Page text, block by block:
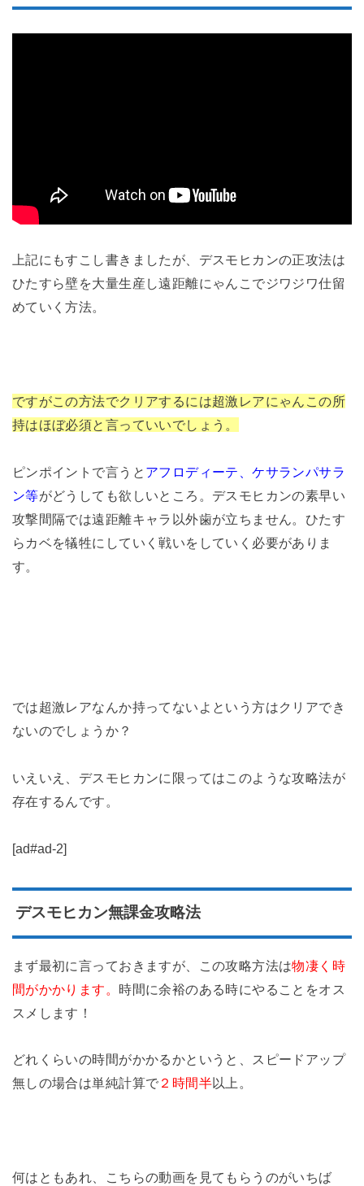
上記にもすこし書きましたが、デスモヒカンの正攻法は
ひたすら壁を大量生産し遠距離にゃんこでジワジワ仕留
めていく方法。
ですがこの方法でクリアするには超激レアにゃんこの所
持はほぼ必須と言っていいでしょう。
ピンポイントで言うと アフロディーテ、ケサランパサラ
ン等がどうしても欲しいところ。デスモヒカンの素早い
攻撃間隔では遠距離キャラ以外歯が立ちません。ひたす
らカベを犠牲にしていく戦いをしていく必要がありま
す。
では超激レアなんか持ってないよという方はクリアでき
ないのでしょうか？
いえいえ、デスモヒカンに限ってはこのような攻略法が
存在するんです。
[ad#ad-2]
デスモヒカン無課金攻略法
まず最初に言っておきますが、この攻略方法は物凄く時
間がかかります。 時間に余裕のある時にやることをオス
スメします！
どれくらいの時間がかかるかというと、スピードアップ
無しの場合は単純計算で ２時間半以上。
何はともあれ、こちらの動画を見てもらうのがいちば